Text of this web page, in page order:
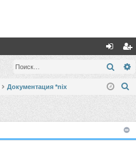
хо
д
ег
ис
ия
Документация *nix
к